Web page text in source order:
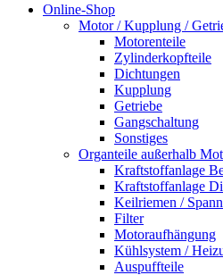
Online-Shop
Motor / Kupplung /
Motorenteile
Zylinderkopfteile
Dichtungen
Kupplung
Getriebe
Gangschaltung
Sonstiges
Organteile außerhalb
Kraftstoffanlage
Kraftstoffanlage
Keilriemen /
Filter
Motoraufhängung
Kühlsystem /
Auspuffteile